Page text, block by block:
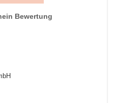
Bewertung